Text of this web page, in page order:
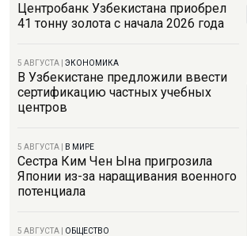
Центробанк Узбекистана приобрел
41 тонну золота с начала 2026 года
5 АВГУСТА ЭКОНОМИКА
В Узбекистане предложили ввести
сертификацию частных учебных
центров
5 АВГУСТА В МИРЕ
Сестра Ким Чен Ына пригрозила
Японии из-за наращивания военного
потенциала
5 АВГУСТА ОБЩЕСТВО